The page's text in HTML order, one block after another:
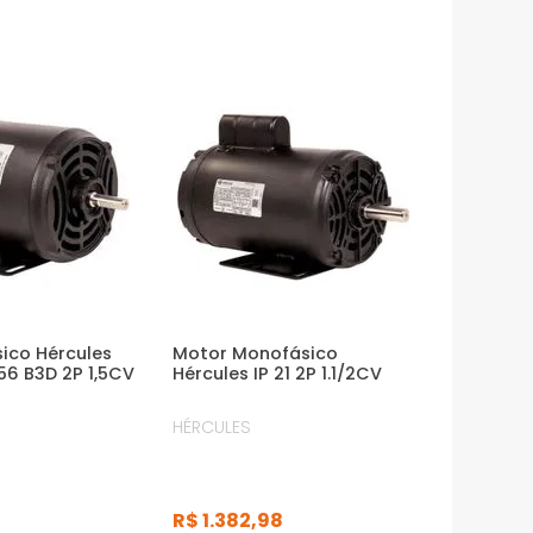
Hércules
B3D 2P 1,5CV
Motor Monofásico
Hércules IP 21 2P 1.1/2CV
HÉRCULES
R$1.382,98